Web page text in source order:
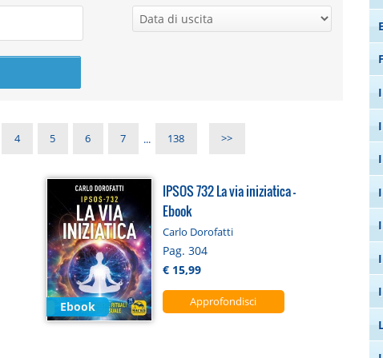
4 5 6 7 ... 138 >>
Ebook
IPSOS 732 La via iniziatica -
Ebook
Carlo Dorofatti
Pag. 304
€ 15,99
Approfondisci